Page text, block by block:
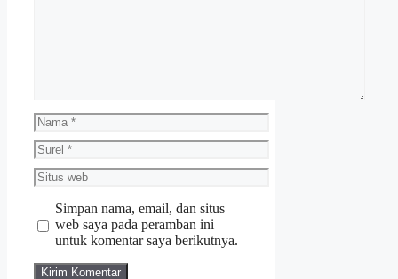
Nama
Surel
Situs
web
Simpan nama, email, dan situs
web saya pada peramban ini
untuk komentar saya berikutnya.